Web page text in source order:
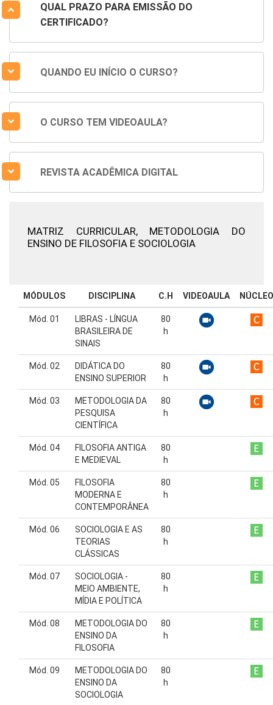
QUAL PRAZO PARA EMISSÃO DO
CERTIFICADO?
QUANDO EU INÍCIO O CURSO?
O CURSO TEM VIDEOAULA?
REVISTA ACADÊMICA DIGITAL
MATRIZ CURRICULAR, METODOLOGIA DO
ENSINO DE FILOSOFIA E SOCIOLOGIA
MÓDULOS DISCIPLINA C.H VIDEOAULA NÚCLEO
Mód. 01
LIBRAS - LÍNGUA
BRASILEIRA DE
SINAIS
80
h
Mód. 02
DIDÁTICA DO
ENSINO SUPERIOR
80
h
Mód. 03
METODOLOGIA DA
PESQUISA
CIENTÍFICA
80
h
Mód. 04
FILOSOFIA ANTIGA
E MEDIEVAL
80
h
Mód. 05
FILOSOFIA
MODERNA E
CONTEMPORÂNEA
80
h
Mód. 06
SOCIOLOGIA E AS
TEORIAS
CLÁSSICAS
80
h
Mód. 07
SOCIOLOGIA -
MEIO AMBIENTE,
MÍDIA E POLÍTICA
80
h
Mód. 08
METODOLOGIA DO
ENSINO DA
FILOSOFIA
80
h
Mód. 09
METODOLOGIA DO
ENSINO DA
SOCIOLOGIA
80
h